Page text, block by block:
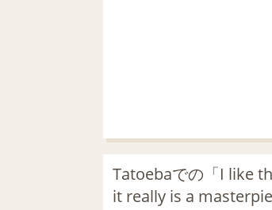
Tatoebaでの「I like
it really is a